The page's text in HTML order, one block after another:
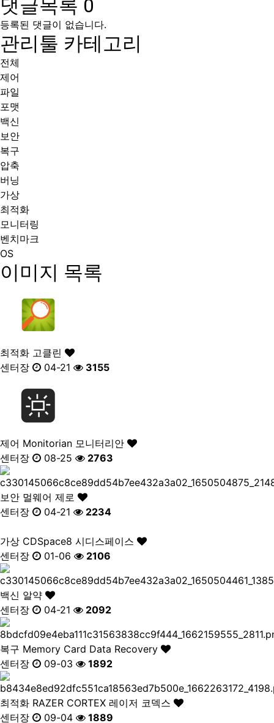
댓글목록 0
등록된 댓글이 없습니다.
관리툴 카테고리
전체
제어
파일
포맷
백신
보안
복구
압축
버닝
가상
최적화
모니터링
벤치마크
OS
이미지 목록
최적화 고클린
센터장
04-21 3155
제어 Monitorian 모니터리안
센터장
08-25 2763
보안 멀웨어 제로
센터장
04-21 2234
가상 CDSpace8 시디스페이스
센터장
01-06 2106
백신 알약
센터장
04-21 2092
복구 Memory Card Data Recovery
센터장
09-03 1892
최적화 RAZER CORTEX 레이저 코덱스
센터장
09-04 1889